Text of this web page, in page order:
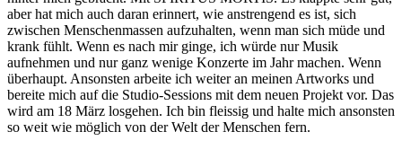
aber hat mich auch daran erinnert, wie anstrengend es ist, sich
zwischen Menschenmassen aufzuhalten, wenn man sich müde und
krank fühlt. Wenn es nach mir ginge, ich würde nur Musik
aufnehmen und nur ganz wenige Konzerte im Jahr machen. Wenn
überhaupt. Ansonsten arbeite ich weiter an meinen Artworks und
bereite mich auf die Studio-Sessions mit dem neuen Projekt vor. Das
wird am 18 März losgehen. Ich bin fleissig und halte mich ansonsten
so weit wie möglich von der Welt der Menschen fern.